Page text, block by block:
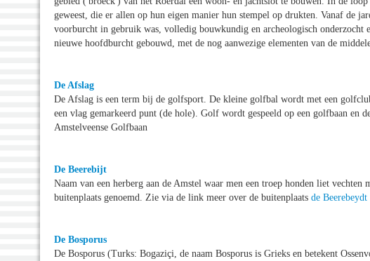
geweest, die er allen op hun eigen manier hun stempel op drukten. Vanaf de
voorburcht in gebruik was, volledig bouwkundig en archeologisch onderzocht
nieuwe hoofdburcht gebouwd, met de nog aanwezige elementen van de
De Afslag
De Afslag is een term bij de golfsport. De kleine golfbal wordt met een
een vlag gemarkeerd punt (de hole). Golf wordt gespeeld op een golfbaan en
Amstelveense Golfbaan
De Beerebijt
Naam van een herberg aan de Amstel waar men een troep honden liet
buitenplaats genoemd. Zie via de link meer over de buitenplaats de Beerebeydt
De Bosporus
De Bosporus (Turks: Bogaziçi, de naam Bosporus is Grieks en betekent